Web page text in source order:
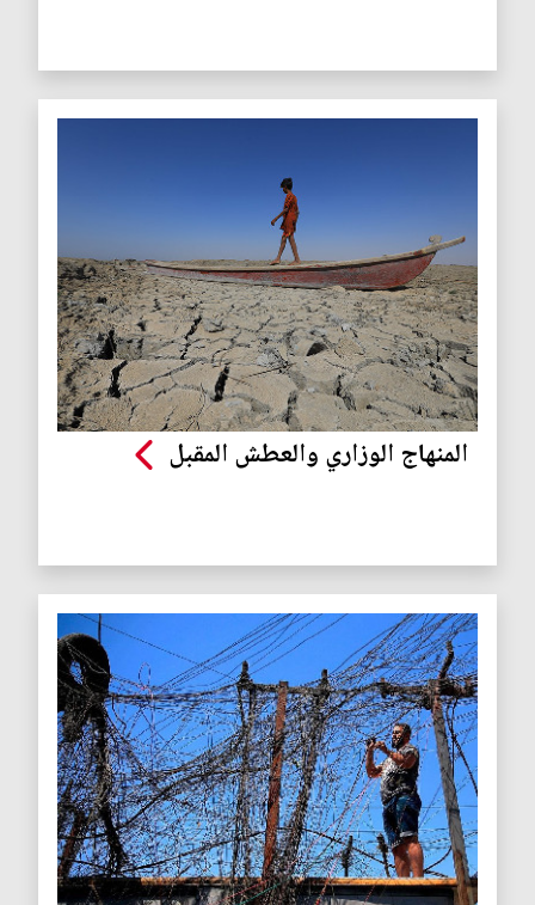
المنهاج الوزاري والعطش المقبل